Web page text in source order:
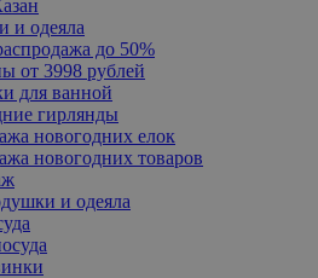
и одеяла
до 50%
от 3998 рублей
для ванной
гирлянды
новогодних елок
новогодних товаров
и одеяла